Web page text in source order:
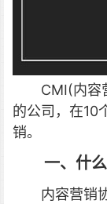
CMI(内容
的公司，在10
销。
一、什
内容营销